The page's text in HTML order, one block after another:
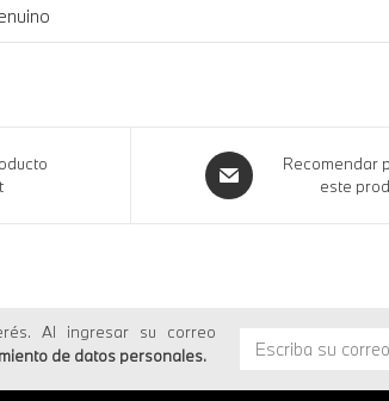
Recomendar
este
Al ingresar su correo
de datos personales.